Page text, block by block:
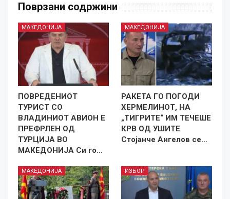
Поврзани содржини
МАКЕДОНИЈА
ПОВРЕДЕНИОТ
ТУРИСТ СО
ВЛАДИНИОТ АВИОН Е
ПРЕФРЛЕН ОД
ТУРЦИЈА ВО
МАКЕДОНИЈА Си го…
МАКЕДОНИЈА
РАКЕТА ГО ПОГОДИ
ХЕРМЕЛИНОТ, НА
„ТИГРИТЕ“ ИМ ТЕЧЕШЕ
КРВ ОД УШИТЕ
Стојанче Ангелов се…
МАКЕДОНИЈА ИЗБОР